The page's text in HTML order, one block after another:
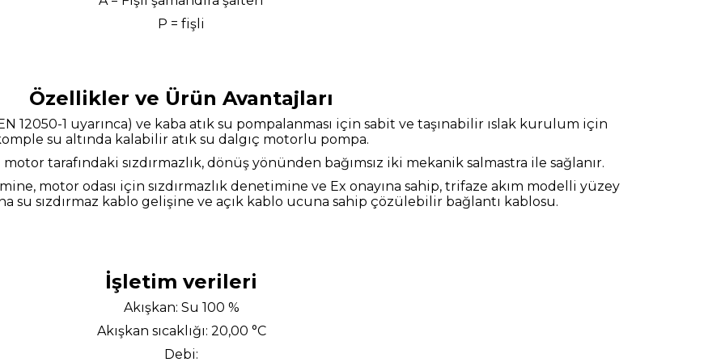
P = fişli
Özellikler ve Ürün Avantajları
12050-1 uyarınca) ve kaba atık su pompalanması için sabit ve taşınabilir ıslak kurulum için
su altında kalabilir atık su dalgıç motorlu pompa.
tarafındaki sızdırmazlık, dönüş yönünden bağımsız iki mekanik salmastra ile sağlanır.
motor odası için sızdırmazlık denetimine ve Ex onayına sahip, trifaze akım modelli yüzey
su sızdırmaz kablo gelişine ve açık kablo ucuna sahip çözülebilir bağlantı kablosu.
İşletim verileri
Akışkan: Su 100 %
Akışkan sıcaklığı: 20,00 °C
Debi: